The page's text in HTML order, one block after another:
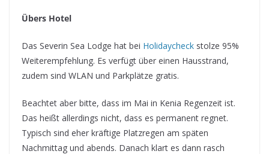
Übers Hotel
Das Severin Sea Lodge hat bei Holidaycheck stolze 95%
Weiterempfehlung. Es verfügt über einen Hausstrand,
zudem sind WLAN und Parkplätze gratis.
Beachtet aber bitte, dass im Mai in Kenia Regenzeit ist.
Das heißt allerdings nicht, dass es permanent regnet.
Typisch sind eher kräftige Platzregen am späten
Nachmittag und abends. Danach klart es dann rasch